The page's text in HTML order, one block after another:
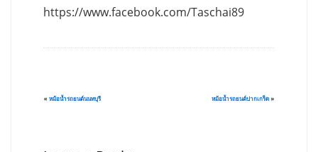
https://www.facebook.com/Taschai89
« หม้อน้ำรถยนต์นนทบุรี หม้อน้ำรถยนต์ปากเกร็ด »